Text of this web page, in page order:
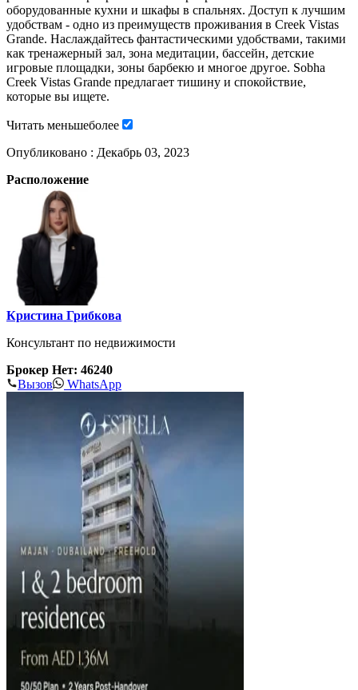
оборудованные кухни и шкафы в спальнях. Доступ к лучшим
удобствам - одно из преимуществ проживания в Creek Vistas
Grande. Наслаждайтесь фантастическими удобствами, такими
как тренажерный зал, зона медитации, бассейн, детские
игровые площадки, зоны барбекю и многое другое. Sobha
Creek Vistas Grande предлагает тишину и спокойствие,
которые вы ищете.
Читать меньшеболее
Опубликовано : Декабрь 03, 2023
Расположение
Кристина Грибкова
Консультант по недвижимости
Брокер Нет: 46240
Вызов
WhatsApp